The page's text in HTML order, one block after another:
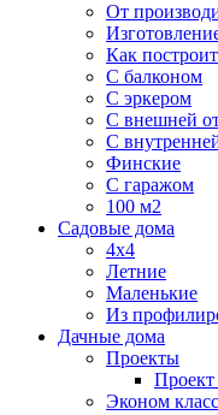
От
Как
С балконом
С эркером
С внешней
С
Финские
С гаражом
100 м2
Садовые дома
4х4
Летние
Маленькие
Из
Дачные дома
Проекты
Проект
Эконом